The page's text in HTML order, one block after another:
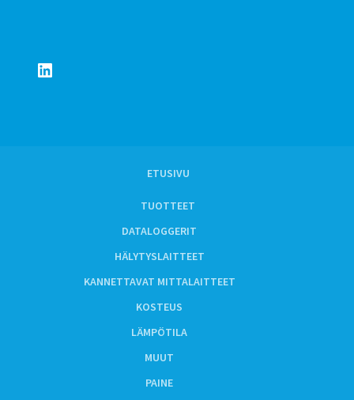
LinkedIn
ETUSIVU
TUOTTEET
DATALOGGERIT
HÄLYTYSLAITTEET
KANNETTAVAT MITTALAITTEET
KOSTEUS
LÄMPÖTILA
MUUT
PAINE